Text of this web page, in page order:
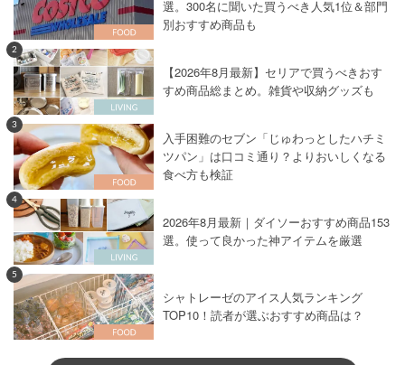
選。300名に聞いた買うべき人気1位＆部門
別おすすめ商品も
2
【2026年8月最新】セリアで買うべきおす
すめ商品総まとめ。雑貨や収納グッズも
3
入手困難のセブン「じゅわっとしたハチミ
ツパン」は口コミ通り？よりおいしくなる
食べ方も検証
4
2026年8月最新｜ダイソーおすすめ商品153
選。使って良かった神アイテムを厳選
5
シャトレーゼのアイス人気ランキング
TOP10！読者が選ぶおすすめ商品は？